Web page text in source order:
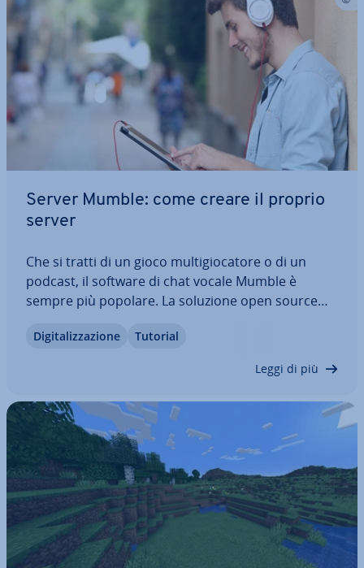
Server Mumble: come creare il proprio
server
Che si tratti di un gioco mul­ti­gio­ca­to­re o di un
podcast, il software di chat vocale Mumble è
sempre più popolare. La soluzione open source
malgrado le molte funzioni. Un altro vantaggio è
Di­gi­ta­liz­za­zio­ne Tutorial
Leggi di più